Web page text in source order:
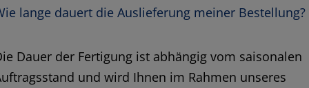
lange dauert die Auslieferung meiner Bestellung?
Dauer der Fertigung ist abhängig vom saisonalen
und wird Ihnen im Rahmen unseres